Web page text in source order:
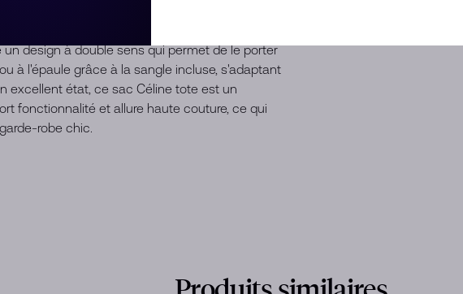
jaune saisissante. Fabriqué en cuir de veau
d'une durabilité exceptionnelle et d'une texture
un design à double sens qui permet de le porter
à l'épaule grâce à la sangle incluse, s'adaptant
excellent état, ce sac Céline tote est un
fonctionnalité et allure haute couture, ce qui
robe chic.